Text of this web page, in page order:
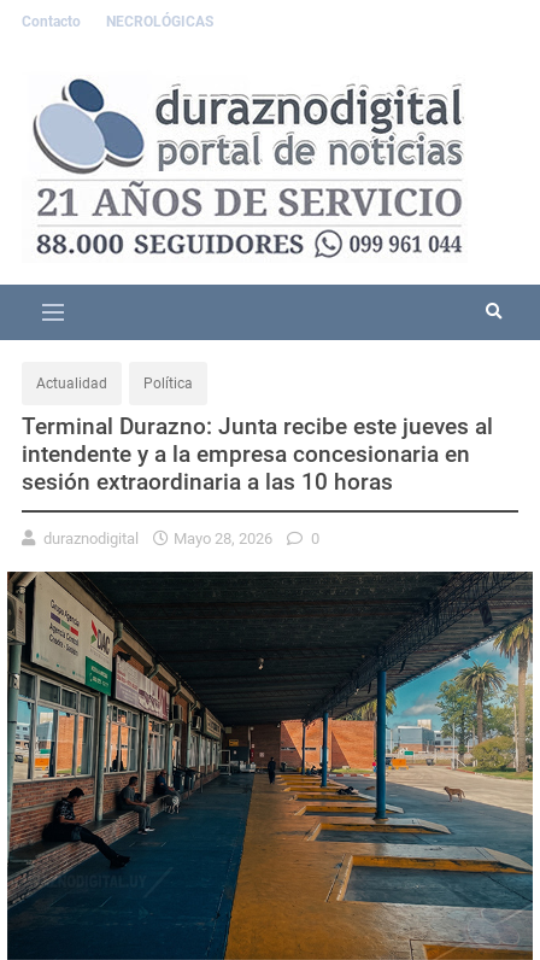
Contacto NECROLÓGICAS
Actualidad Política
Terminal Durazno: Junta recibe este jueves al
intendente y a la empresa concesionaria en
sesión extraordinaria a las 10 horas
duraznodigital Mayo 28, 2026 0